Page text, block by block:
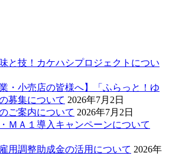
と技！カケハシプロジェクトについ
・小売店の皆様へ】「ふらっと！ゆ
募集について 2026年7月2日
ご案内について 2026年7月2日
ＭＡ１導入キャンペーンについて
用調整助成金の活用について 2026年